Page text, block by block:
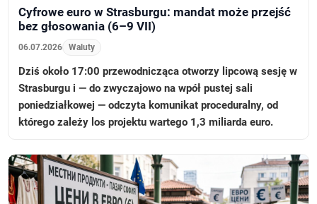
Cyfrowe euro w Strasburgu: mandat może przejść
bez głosowania (6–9 VII)
06.07.2026 Waluty
Dziś około 17:00 przewodnicząca otworzy lipcową sesję w
Strasburgu i — do zwyczajowo na wpół pustej sali
poniedziałkowej — odczyta komunikat proceduralny, od
którego zależy los projektu wartego 1,3 miliarda euro.